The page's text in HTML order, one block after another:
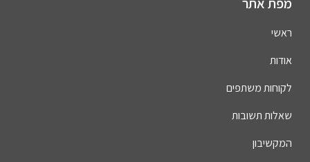
ראשי
אודות
לקוחות משתפים
שאלות תשובות
המקשיבון